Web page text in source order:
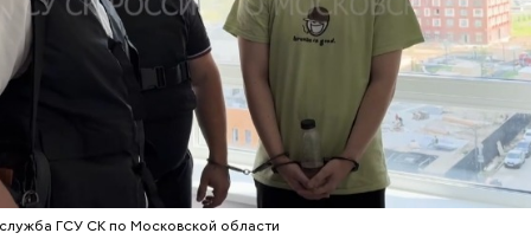
ГСУ СК по Московской области